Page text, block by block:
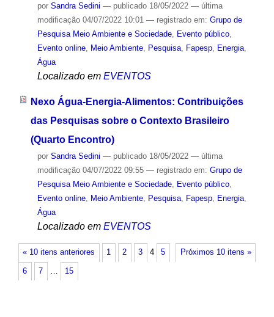
por Sandra Sedini — publicado18/05/2022 — última
modificação04/07/2022 10:01 — registrado em: Grupo de
Pesquisa Meio Ambiente e Sociedade, Evento público,
Evento online, Meio Ambiente, Pesquisa, Fapesp, Energia,
Água
Localizado em EVENTOS
Nexo Água-Energia-Alimentos: Contribuições
das Pesquisas sobre o Contexto Brasileiro
(Quarto Encontro)
por Sandra Sedini — publicado18/05/2022 — última
modificação04/07/2022 09:55 — registrado em: Grupo de
Pesquisa Meio Ambiente e Sociedade, Evento público,
Evento online, Meio Ambiente, Pesquisa, Fapesp, Energia,
Água
Localizado em EVENTOS
« 10 itens anteriores Próximos 10 itens »
1 2 3 4 5
6 7 … 15